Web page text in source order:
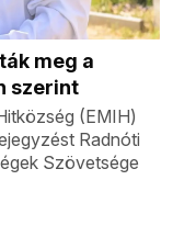
meg a
szerint
(EMIH)
Radnóti
Szövetsége